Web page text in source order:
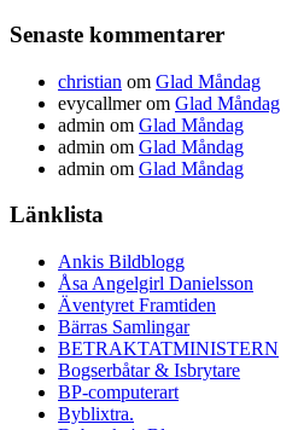
Senaste kommentarer
christian om Glad Måndag
evycallmerom Glad Måndag
admin om Glad Måndag
admin om Glad Måndag
admin om Glad Måndag
Länklista
Ankis Bildblogg
Åsa Angelgirl Danielsson
Äventyret Framtiden
Bärras Samlingar
BETRAKTATMINISTERN
Bogserbåtar & Isbrytare
BP-computerart
Byblixtra.